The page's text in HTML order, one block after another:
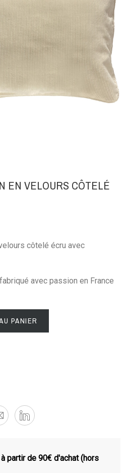
EN VELOURS CÔTELÉ
côtelé écru avec
avec passion en France
PANIER
partir de 90€ d'achat (hors